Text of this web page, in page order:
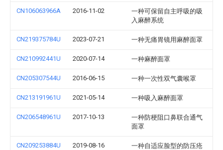
CN106063966A 2016-11-02
一种可保留自主呼吸的吸
入麻醉系统
CN219375784U 2023-07-21 一种无痛胃镜用麻醉面罩
CN210992441U 2020-07-14 一种麻醉面罩
CN205307544U 2016-06-15 一种一次性双气囊喉罩
CN213191961U 2021-05-14 一种吸入麻醉面罩
CN206548961U 2017-10-13
一种防梗阻口鼻联合通气
面罩
CN209253884U 2019-08-16
一种自适应脸型的防压疮